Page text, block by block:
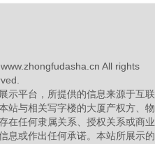
All rights
示平台，所提供的信息来源于互联
站与相关写字楼的大厦产权方、物
在任何隶属关系、授权关系或商业
息或作出任何承诺。本站所展示的